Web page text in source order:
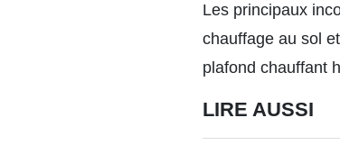
Les principaux
chauffage au sol
plafond chauffant
LIRE AUSSI